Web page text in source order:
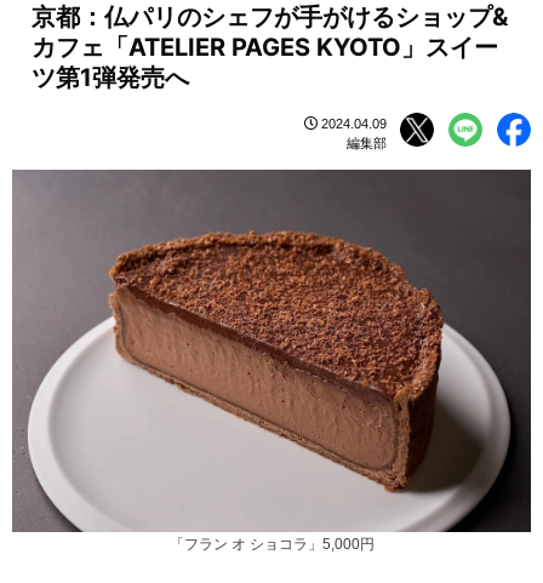
京都：仏パリのシェフが手がけるショップ&
カフェ「ATELIER PAGES KYOTO」スイー
ツ第1弾発売へ
2024.04.09
編集部
「フラン オ ショコラ」5,000円